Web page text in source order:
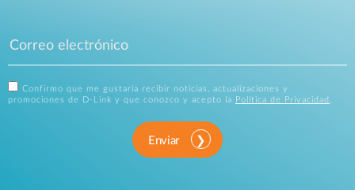
Confirmo que me gustaría recibir noticias, actualizaciones y
promociones de D-Link y que conozco y acepto la
Política de Privacidad .
Enviar